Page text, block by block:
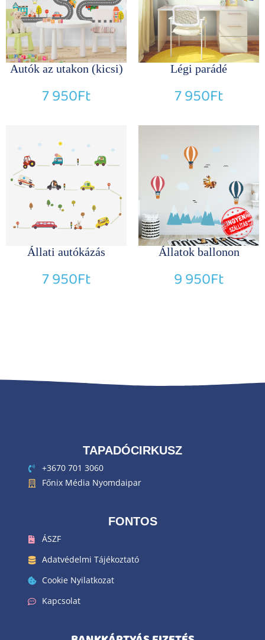
Autók az utakon (kicsi)
7 950Ft
Légi parádé
7 950Ft
Állati autókázás
7 950Ft
Állatok ballonon
9 950Ft
TAPADÓCIRKUSZ
+3670 701 3060
Főnix Média Nyomdaipar
FONTOS
ÁSZF
Adatvédelmi Tájékoztató
Cookie Nyilatkozat
Kapcsolat